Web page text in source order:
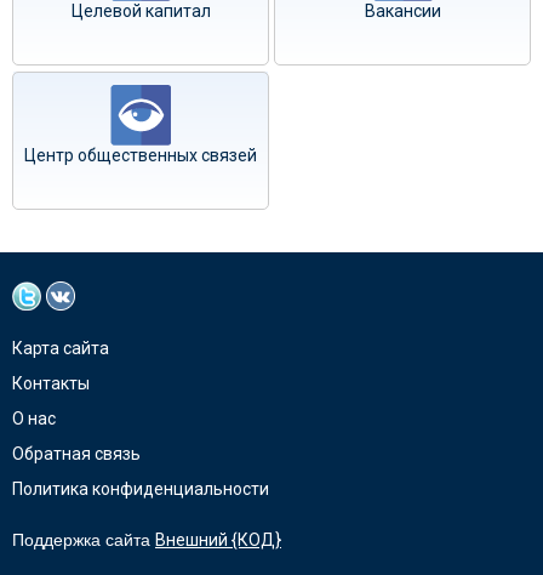
Целевой капитал Вакансии
Центр общественных связей
Карта сайта
Контакты
О нас
Обратная связь
Политика конфиденциальности
Поддержка сайта Внешний {КОД}